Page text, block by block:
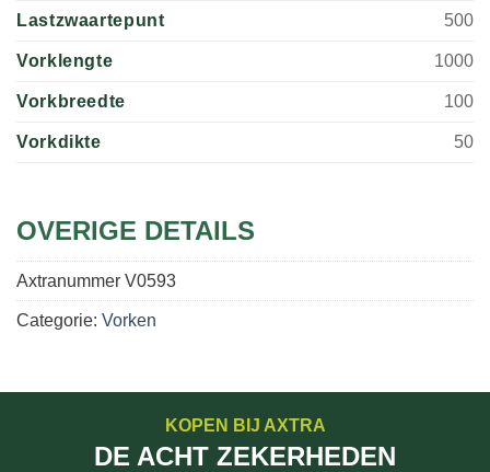
Lastzwaartepunt 500
Vorklengte 1000
Vorkbreedte 100
Vorkdikte 50
OVERIGE DETAILS
Axtranummer V0593
Categorie: Vorken
KOPEN BIJ AXTRA
DE ACHT ZEKERHEDEN